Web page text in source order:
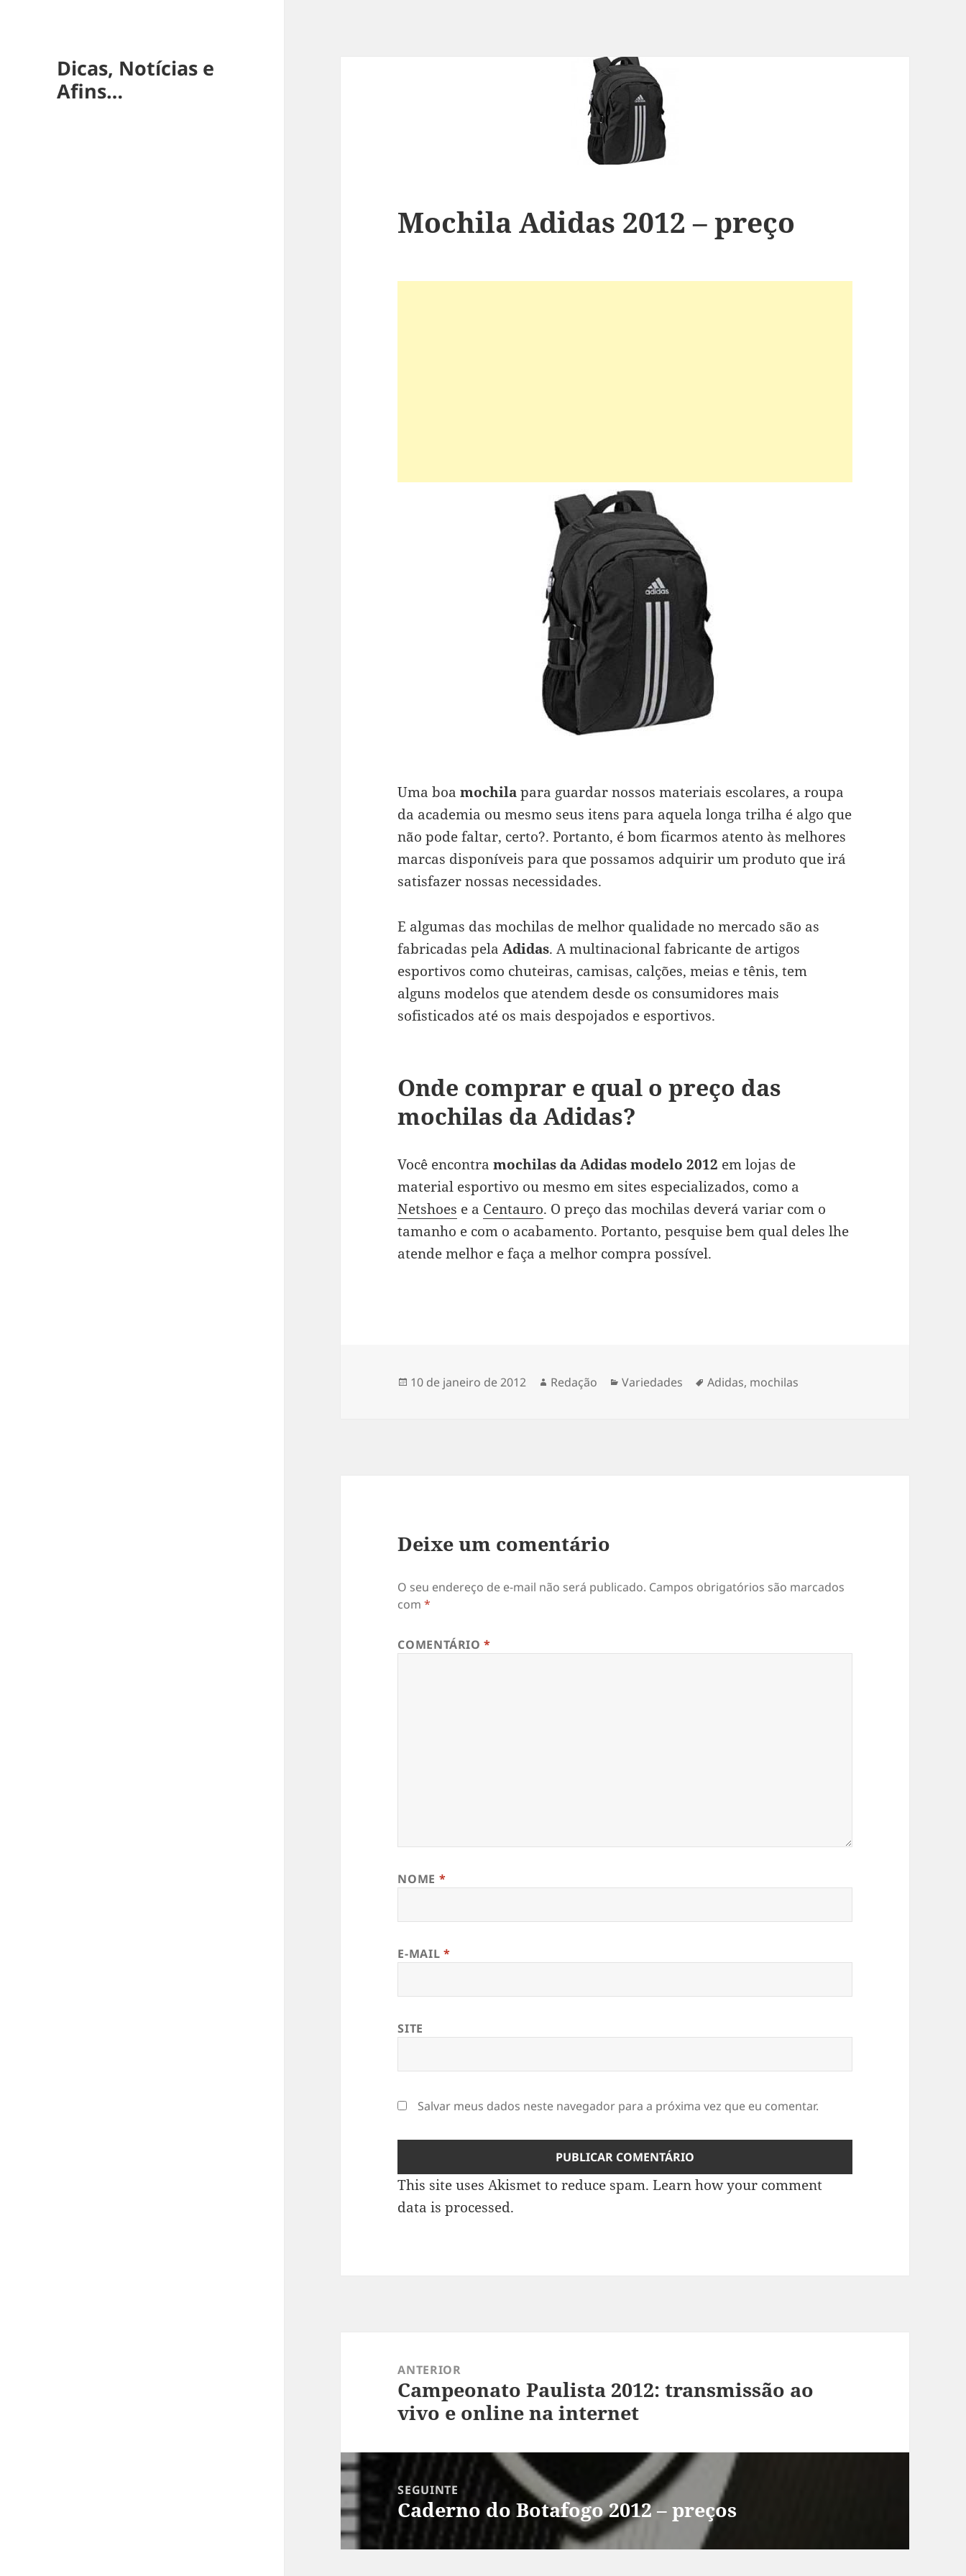
Dicas, Notícias e
Afins…
Mochila Adidas 2012 – preço
Uma boamochilapara guardar nossos materiais escolares, a roupa
da academia ou mesmo seus itens para aquela longa trilha é algo que
não pode faltar, certo?. Portanto, é bom ficarmos atento às melhores
marcas disponíveis para que possamos adquirir um produto que irá
satisfazer nossas necessidades.
E algumas das mochilas de melhor qualidade no mercado são as
fabricadas pelaAdidas. A multinacional fabricante de artigos
esportivos como chuteiras, camisas, calções, meias e tênis, tem
alguns modelos que atendem desde os consumidores mais
sofisticados até os mais despojados e esportivos.
Onde comprar e qual o preço das
mochilas da Adidas?
Você encontramochilas da Adidas modelo 2012 em lojas de
material esportivo ou mesmo em sites especializados, como a
Netshoes e a Centauro. O preço das mochilas deverá variar com o
tamanho e com o acabamento. Portanto, pesquise bem qual deles lhe
atende melhor e faça a melhor compra possível.
Publicado
10 de janeiro de 2012 Autor
Redação Categorias
Variedades Tags
Adidas, mochilas
Deixe um comentário
O seu endereço de e-mail não será publicado. Campos obrigatórios são marcados
com*
COMENTÁRIO*
NOME *
E-MAIL *
SITE
Salvar meus dados neste navegador para a próxima vez que eu comentar.
This site uses Akismet to reduce spam.Learn how your comment
data is processed.
ANTERIOR
Post
anterior:
Campeonato Paulista 2012: transmissão ao
vivo e online na internet
SEGUINTE
Próximo
post:
Caderno do Botafogo 2012 – preços